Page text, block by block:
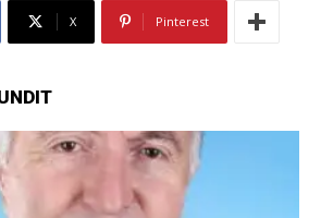
X Pinterest